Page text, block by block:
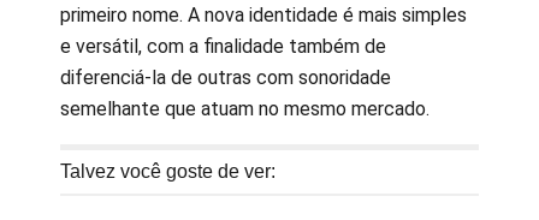
primeiro nome. A nova identidade é mais simples
e versátil, com a finalidade também de
diferenciá-la de outras com sonoridade
semelhante que atuam no mesmo mercado.
Talvez você goste de ver: